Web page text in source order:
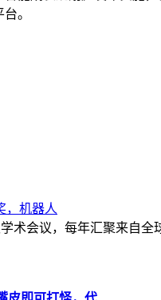
。
，机器人
术会议，每年汇聚来自